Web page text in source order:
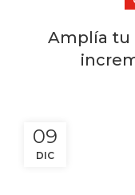
Amplía tu
09
DIC